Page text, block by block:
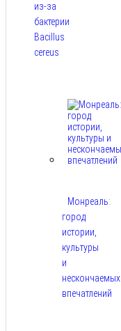
из-за
бактерии
Bacillus
cereus
Монреаль:
город
истории,
культуры
и
нескончаемых
впечатлений